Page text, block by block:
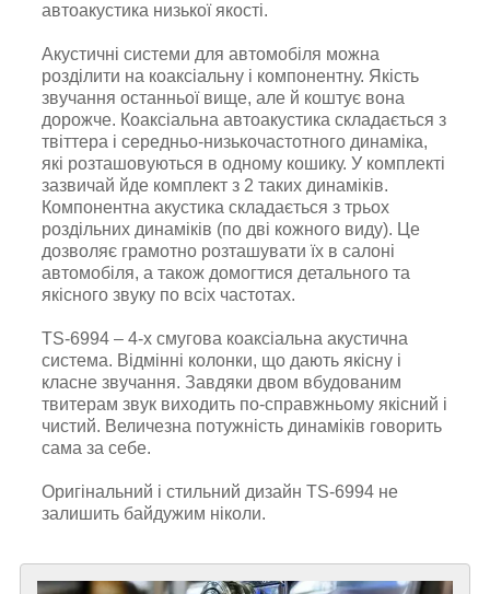
автоакустика низької якості.
Акустичні системи для автомобіля можна
розділити на коаксіальну і компонентну. Якість
звучання останньої вище, але й коштує вона
дорожче. Коаксіальна автоакустика складається з
твіттера і середньо-низькочастотного динаміка,
які розташовуються в одному кошику. У комплекті
зазвичай йде комплект з 2 таких динаміків.
Компонентна акустика складається з трьох
роздільних динаміків (по дві кожного виду). Це
дозволяє грамотно розташувати їх в салоні
автомобіля, а також домогтися детального та
якісного звуку по всіх частотах.
TS-6994 – 4-х смугова коаксіальна акустична
система. Відмінні колонки, що дають якісну і
класне звучання. Завдяки двом вбудованим
твитерам звук виходить по-справжньому якісний і
чистий. Величезна потужність динаміків говорить
сама за себе.
Оригінальний і стильний дизайн TS-6994 не
залишить байдужим ніколи.